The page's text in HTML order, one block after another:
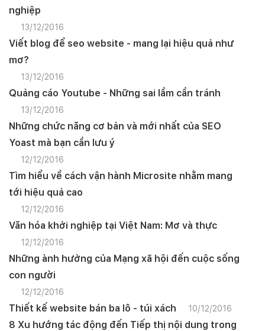
nghiệp
13/12/2016
Viết blog để seo website - mang lại hiệu quả như
mơ?
13/12/2016
Quảng cáo Youtube - Những sai lầm cần tránh
13/12/2016
Những chức năng cơ bản và mới nhất của SEO
Yoast mà bạn cần lưu ý
12/12/2016
Tìm hiểu về cách vận hành Microsite nhằm mang
tới hiệu quả cao
12/12/2016
Văn hóa khởi nghiệp tại Việt Nam: Mơ và thực
12/12/2016
Những ành hưởng của Mạng xã hội đến cuộc sống
con người
12/12/2016
Thiết kế website bán ba lô - túi xách 10/12/2016
8 Xu hướng tác động đến Tiếp thị nội dung trong